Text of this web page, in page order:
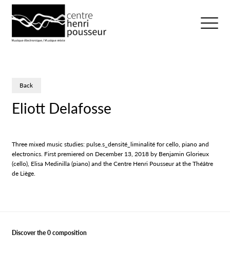
Ouvrir/
Back
Eliott Delafosse
Three mixed music studies: pulse.s_densité_liminalité for cello, piano and
electronics. First premiered on December 13, 2018 by Benjamin Glorieux
(cello), Elisa Medinilla (piano) and the Centre Henri Pousseur at the Théâtre
de Liège.
Discover the 0 composition